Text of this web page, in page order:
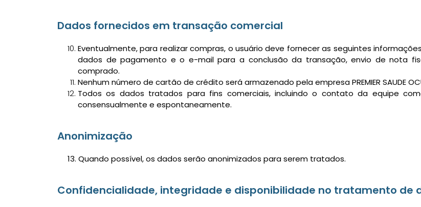
Dados fornecidos em transação comercial
Eventualmente, para realizar compras, o usuário deve fornecer as seguintes
dados de pagamento e o e-mail para a conclusão da transação, envio de nota
comprado.
Nenhum número de cartão de crédito será armazenado pela empresa PREMIER SAUDE
Todos os dados tratados para fins comerciais, incluindo o contato da equipe
consensualmente e espontaneamente.
Anonimização
13. Quando possível, os dados serão anonimizados para serem tratados.
Confidencialidade, integridade e disponibilidade no tratamento de